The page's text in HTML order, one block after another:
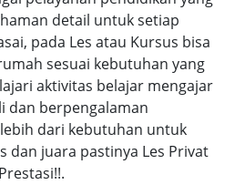
detail untuk setiap
pada Les atau Kursus bisa
sesuai kebutuhan yang
aktivitas belajar mengajar
dan berpengalaman
dari kebutuhan untuk
dan juara pastinya Les Privat